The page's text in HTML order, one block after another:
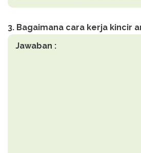
3. Bagaimana cara kerja kincir
Jawaban :